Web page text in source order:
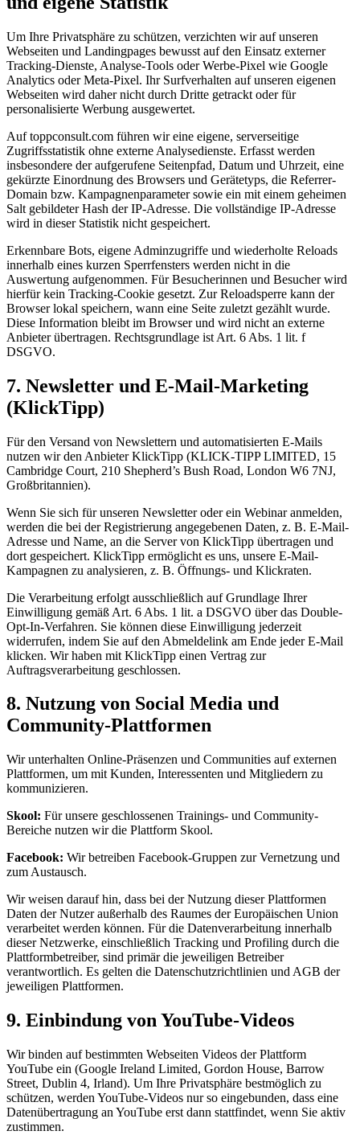
Um Ihre Privatsphäre zu schützen, verzichten wir auf unseren
Webseiten und Landingpages bewusst auf den Einsatz externer
Tracking-Dienste, Analyse-Tools oder Werbe-Pixel wie Google
Analytics oder Meta-Pixel. Ihr Surfverhalten auf unseren eigenen
Webseiten wird daher nicht durch Dritte getrackt oder für
personalisierte Werbung ausgewertet.
Auf toppconsult.com führen wir eine eigene, serverseitige
Zugriffsstatistik ohne externe Analysedienste. Erfasst werden
insbesondere der aufgerufene Seitenpfad, Datum und Uhrzeit, eine
gekürzte Einordnung des Browsers und Gerätetyps, die Referrer-
Domain bzw. Kampagnenparameter sowie ein mit einem geheimen
Salt gebildeter Hash der IP-Adresse. Die vollständige IP-Adresse
wird in dieser Statistik nicht gespeichert.
Erkennbare Bots, eigene Adminzugriffe und wiederholte Reloads
innerhalb eines kurzen Sperrfensters werden nicht in die
Auswertung aufgenommen. Für Besucherinnen und Besucher wird
hierfür kein Tracking-Cookie gesetzt. Zur Reloadsperre kann der
Browser lokal speichern, wann eine Seite zuletzt gezählt wurde.
Diese Information bleibt im Browser und wird nicht an externe
Anbieter übertragen. Rechtsgrundlage ist Art. 6 Abs. 1 lit. f
DSGVO.
7. Newsletter und E-Mail-Marketing
(KlickTipp)
Für den Versand von Newslettern und automatisierten E-Mails
nutzen wir den Anbieter KlickTipp (KLICK-TIPP LIMITED, 15
Cambridge Court, 210 Shepherd’s Bush Road, London W6 7NJ,
Großbritannien).
Wenn Sie sich für unseren Newsletter oder ein Webinar anmelden,
werden die bei der Registrierung angegebenen Daten, z. B. E-Mail-
Adresse und Name, an die Server von KlickTipp übertragen und
dort gespeichert. KlickTipp ermöglicht es uns, unsere E-Mail-
Kampagnen zu analysieren, z. B. Öffnungs- und Klickraten.
Die Verarbeitung erfolgt ausschließlich auf Grundlage Ihrer
Einwilligung gemäß Art. 6 Abs. 1 lit. a DSGVO über das Double-
Opt-In-Verfahren. Sie können diese Einwilligung jederzeit
widerrufen, indem Sie auf den Abmeldelink am Ende jeder E-Mail
klicken. Wir haben mit KlickTipp einen Vertrag zur
Auftragsverarbeitung geschlossen.
8. Nutzung von Social Media und
Community-Plattformen
Wir unterhalten Online-Präsenzen und Communities auf externen
Plattformen, um mit Kunden, Interessenten und Mitgliedern zu
kommunizieren.
Skool: Für unsere geschlossenen Trainings- und Community-
Bereiche nutzen wir die Plattform Skool.
Facebook: Wir betreiben Facebook-Gruppen zur Vernetzung und
zum Austausch.
Wir weisen darauf hin, dass bei der Nutzung dieser Plattformen
Daten der Nutzer außerhalb des Raumes der Europäischen Union
verarbeitet werden können. Für die Datenverarbeitung innerhalb
dieser Netzwerke, einschließlich Tracking und Profiling durch die
Plattformbetreiber, sind primär die jeweiligen Betreiber
verantwortlich. Es gelten die Datenschutzrichtlinien und AGB der
jeweiligen Plattformen.
9. Einbindung von YouTube-Videos
Wir binden auf bestimmten Webseiten Videos der Plattform
YouTube ein (Google Ireland Limited, Gordon House, Barrow
Street, Dublin 4, Irland). Um Ihre Privatsphäre bestmöglich zu
schützen, werden YouTube-Videos nur so eingebunden, dass eine
Datenübertragung an YouTube erst dann stattfindet, wenn Sie aktiv
zustimmen.